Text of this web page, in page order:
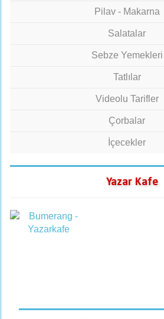
Pilav - Makarna
Salatalar
Sebze Yemekleri
Tatlılar
Videolu Tarifler
Çorbalar
İçecekler
Yazar Kafe